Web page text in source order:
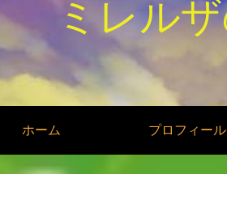
ミレル
ホーム プロフィール